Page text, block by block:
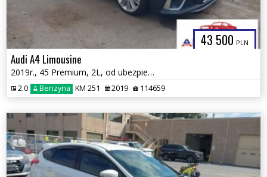
43 500 PLN
Audi A4 Limousine
2019r., 45 Premium, 2L, od ubezpieczalni
2.0 Benzyna KM 251 2019 114659